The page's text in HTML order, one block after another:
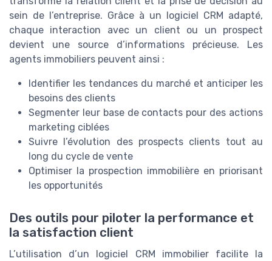
sein de l’entreprise. Grâce à un logiciel CRM adapté,
chaque interaction avec un client ou un prospect
devient une source d’informations précieuse. Les
agents immobiliers peuvent ainsi :
Identifier les tendances du marché et anticiper les
besoins des clients
Segmenter leur base de contacts pour des actions
marketing ciblées
Suivre l’évolution des prospects clients tout au
long du cycle de vente
Optimiser la prospection immobilière en priorisant
les opportunités
Des outils pour piloter la performance et
la satisfaction client
L’utilisation d’un logiciel CRM immobilier facilite la